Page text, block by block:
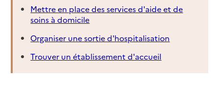
Service autonomie à domicile (aide et soins)
Services ADMR
Adresse
17 rue de la Prairie
25110-Baume-les-Dames
Mettre en place des services d'aide et de
soins à domicile
Organiser une sortie d'hospitalisation
Trouver un établissement d'accueil